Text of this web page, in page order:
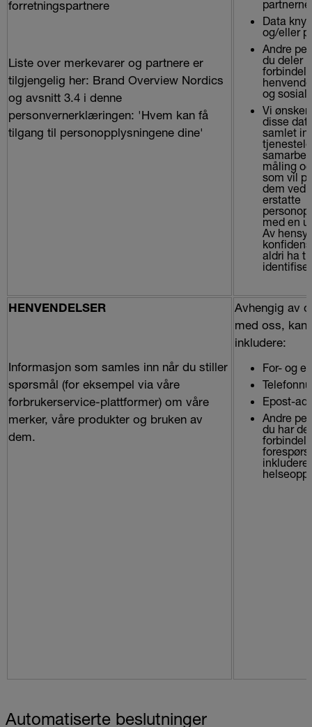
forretningspartnere
Liste over merkevarer og partnere er
tilgjengelig her: Brand Overview Nordics
og avsnitt 3.4 i denne
personvernerklæringen: 'Hvem kan få
tilgang til personopplysningene dine'
Data
og/eller
Andre
du deler
og
Vi ønsker
disse
samlet
måling
som vil
dem ved
erstatte
med en
Av
aldri ha
HENVENDELSER
Informasjon som samles inn når du stiller
spørsmål (for eksempel via våre
forbrukerservice-plattformer) om våre
merker, våre produkter og bruken av
dem.
Avhengig av
med oss, kan
inkludere:
For- og
Epost-
Andre
du har
Automatiserte beslutninger